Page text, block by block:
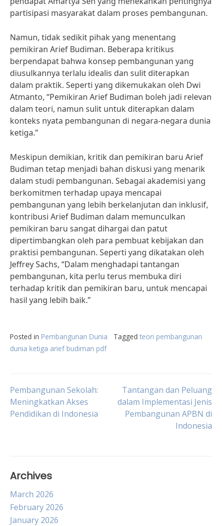
partisipasi masyarakat dalam proses pembangunan.
Namun, tidak sedikit pihak yang menentang
pemikiran Arief Budiman. Beberapa kritikus
berpendapat bahwa konsep pembangunan yang
diusulkannya terlalu idealis dan sulit diterapkan
dalam praktik. Seperti yang dikemukakan oleh Dwi
Atmanto, “Pemikiran Arief Budiman boleh jadi relevan
dalam teori, namun sulit untuk diterapkan dalam
konteks nyata pembangunan di negara-negara dunia
ketiga.”
Meskipun demikian, kritik dan pemikiran baru Arief
Budiman tetap menjadi bahan diskusi yang menarik
dalam studi pembangunan. Sebagai akademisi yang
berkomitmen terhadap upaya mencapai
pembangunan yang lebih berkelanjutan dan inklusif,
kontribusi Arief Budiman dalam memunculkan
pemikiran baru sangat dihargai dan patut
dipertimbangkan oleh para pembuat kebijakan dan
praktisi pembangunan. Seperti yang dikatakan oleh
Jeffrey Sachs, “Dalam menghadapi tantangan
pembangunan, kita perlu terus membuka diri
terhadap kritik dan pemikiran baru, untuk mencapai
hasil yang lebih baik.”
Posted in Pembangunan Dunia Tagged teori pembangunan
dunia ketiga arief budiman pdf
Post
navigation
Pembangunan Sekolah:
Meningkatkan Akses
Pendidikan di Indonesia
Tantangan dan Peluang
dalam Implementasi Jenis
Pembangunan APBN di
Indonesia
Archives
March 2026
February 2026
January 2026